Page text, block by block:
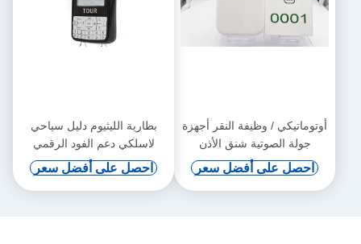
أوتوماتيكي / وظيفة النقر أجهزة
جولة الصوتية شنق الأذن
احصل على أفضل سعر
بطارية الليثيوم دليل سياحي
لاسلكي دعم الفود الرقمي
والحث التلقائي
احصل على أفضل سعر